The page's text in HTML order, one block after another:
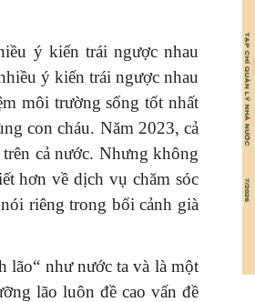
ý kiến trái ngược nhau
ý kiến trái ngược nhau
môi trường sống tốt nhất
con cháu. Năm 2023, cả
cả nước. Nhưng không
hơn về dịch vụ chăm sóc
riêng trong bối cảnh già
lão“ như nước ta và là một
lão luôn đề cao vấn đề